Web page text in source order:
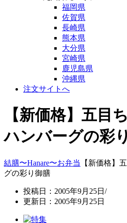
福岡県
佐賀県
長崎県
熊本県
大分県
宮崎県
鹿児島県
沖縄県
注文サイトへ
【新価格】五目
ハンバーグの彩
結膳〜Hanare〜お弁当
【新価格】
グの彩り御膳
投稿日：2005年9月25日/
更新日：2005年9月25日